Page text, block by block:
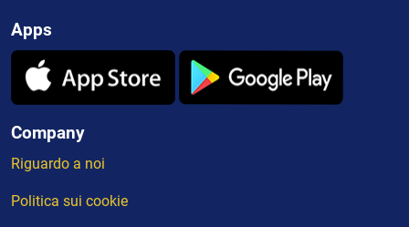
Apps
Company
Riguardo a noi
Politica sui cookie